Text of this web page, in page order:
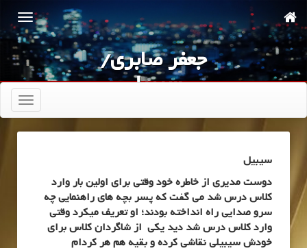
جعفر صابری/
سیبیل
ناوبری
سیبیل
دوست مدیری از خاطره خود وقتی برای اولین بار وارد
کلاس درس شد می گفت که پسر بچه های راهنمایی چه
سرو صدایی راه انداخته بودند؛ او تعریف میکرد وقتی
وارد کلاس درس شد دید یکی از شاگردان کلاس برای
خودش سیبیلی نقاشی کرده و بقیه هم هر کردام